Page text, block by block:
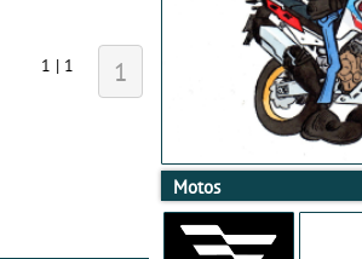
1 | 1 1
Motos